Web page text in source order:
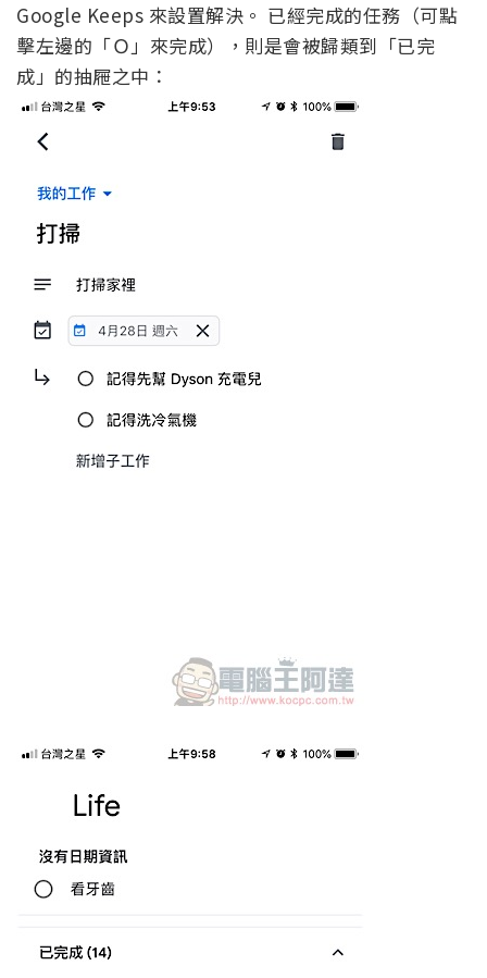
Google Keeps 來設置解決。 已經完成的任務（可點
擊左邊的「Ｏ」來完成），則是會被歸類到「已完
成」的抽屜之中：